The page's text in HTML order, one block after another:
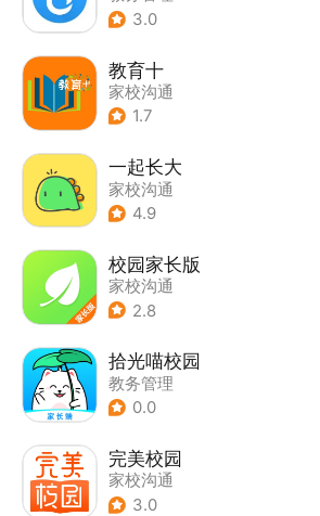
3.0
教育十
家校沟通
1.7
一起长大
家校沟通
4.9
校园家长版
家校沟通
2.8
拾光喵校园
教务管理
0.0
完美校园
家校沟通
3.0